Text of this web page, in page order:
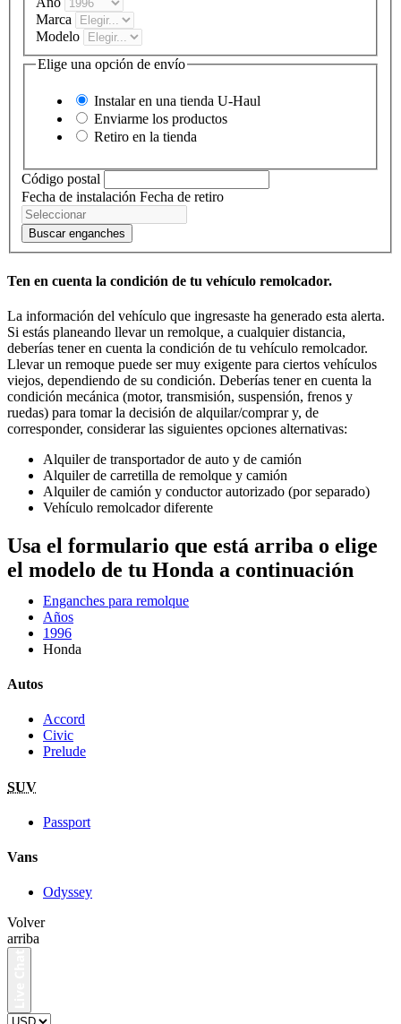
Marca
Modelo
Elige una opción de envío
Instalar en una tienda U-Haul
Enviarme los productos
Retiro en la tienda
Código postal
Fecha de instalación Fecha de retiro
Buscar enganches
Ten en cuenta la condición de tu vehículo remolcador.
La información del vehículo que ingresaste ha generado esta alerta.
Si estás planeando llevar un remolque, a cualquier distancia,
deberías tener en cuenta la condición de tu vehículo remolcador.
Llevar un remoque puede ser muy exigente para ciertos vehículos
viejos, dependiendo de su condición. Deberías tener en cuenta la
condición mecánica (motor, transmisión, suspensión, frenos y
ruedas) para tomar la decisión de alquilar/comprar y, de
corresponder, considerar las siguientes opciones alternativas:
Alquiler de transportador de auto y de camión
Alquiler de carretilla de remolque y camión
Alquiler de camión y conductor autorizado (por separado)
Vehículo remolcador diferente
Usa el formulario que está arriba o elige
el modelo de tu Honda a continuación
Enganches para remolque
Años
1996
Honda
Autos
Accord
Civic
Prelude
SUV
Passport
Vans
Odyssey
Volver
arriba